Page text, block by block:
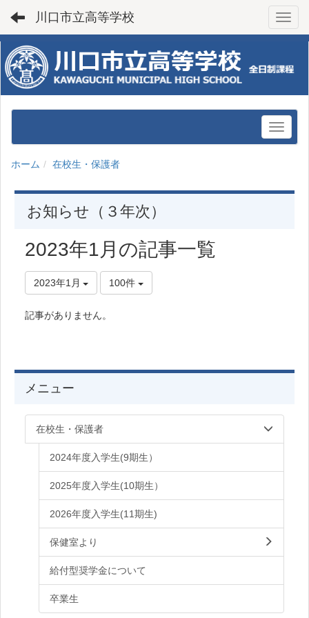
川口市立高等学校
ホーム 在校生・保護者
お知らせ（３年次）
2023年1月の記事一覧
2023年1月 100件
記事がありません。
メニュー
在校生・保護者
2024年度入学生(9期生）
2025年度入学生(10期生）
2026年度入学生(11期生)
保健室より
給付型奨学金について
卒業生